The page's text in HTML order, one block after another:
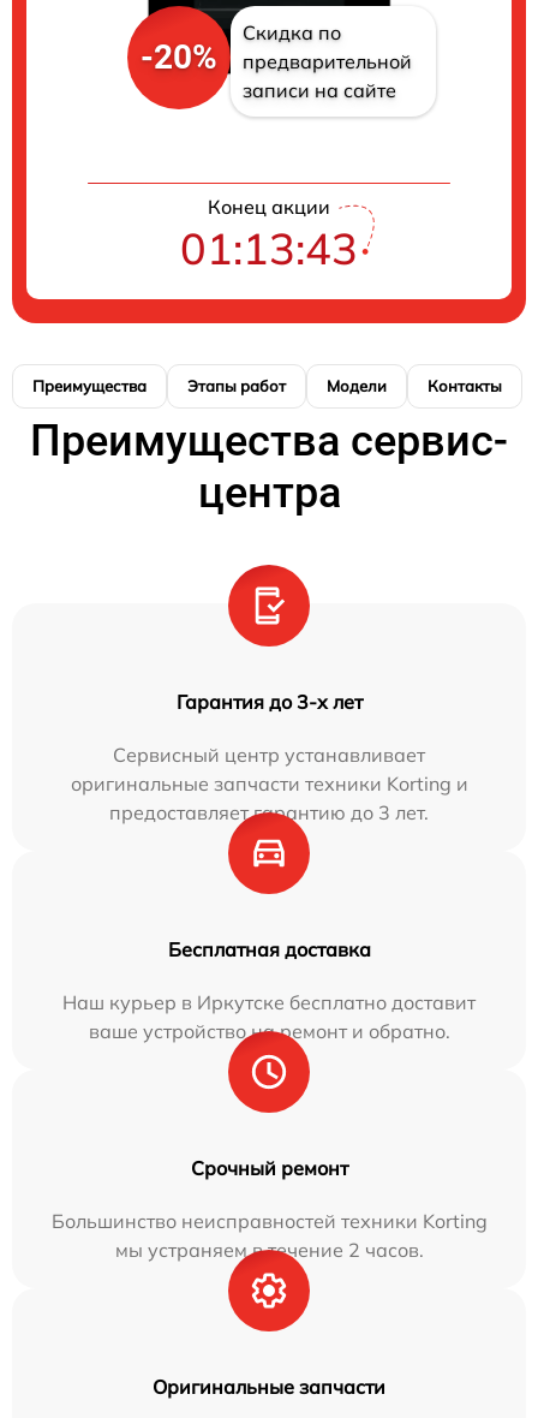
-20%
Скидка по
предварительной
записи на сайте
Конец акции
01:13:42
Преимущества Этапы работ Модели Контакты
Преимущества сервис-
центра
Гарантия до 3-х лет
Сервисный центр устанавливает
оригинальные запчасти техники Korting и
предоставляет гарантию до 3 лет.
Бесплатная доставка
Наш курьер в Иркутске бесплатно доставит
ваше устройство на ремонт и обратно.
Срочный ремонт
Большинство неисправностей техники Korting
мы устраняем в течение 2 часов.
Оригинальные запчасти